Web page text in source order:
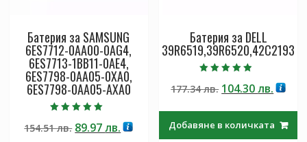
Батерия за SAMSUNG
6ES7712-0AA00-0AG4,
6ES7713-1BB11-0AE4,
6ES7798-0AA05-0XA0,
6ES7798-0AA05-AXA0
5.00
от 5
154.51лв. Original
89.97лв.Текущата
Батерия за DELL
39R6519,39R6520,42C2193
4.50
от 5
177.34лв. Original
177.34 лв..
104.30лв.
е:
Добавяне в количката